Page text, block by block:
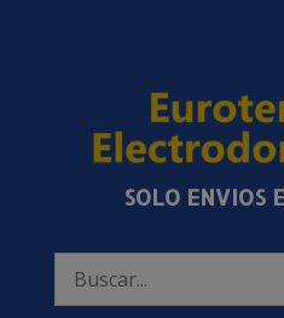
SOLO ENVIOS